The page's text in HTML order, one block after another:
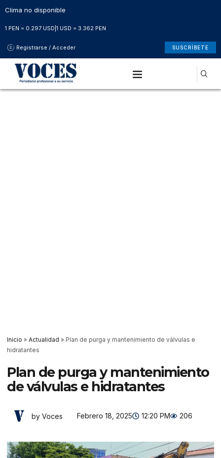
Clima no disponible
1 PEN = 0.297 USD 1 USD = 3.362 PEN
Registrarse / Acceder SUSCRÍBETE
Inicio » Actualidad » Plan de purga y mantenimiento de válvulas e
hidratantes
Plan de purga y mantenimiento
de válvulas e hidratantes
by Voces Febrero 18, 2025 12:20 PM 206